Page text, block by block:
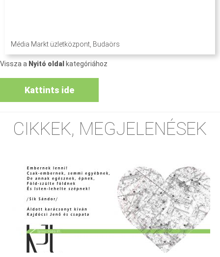
Média Markt üzletközpont, Budaörs
Vissza a Nyitó oldal kategóriához
Kattints ide
CIKKEK, MEGJELENÉSEK